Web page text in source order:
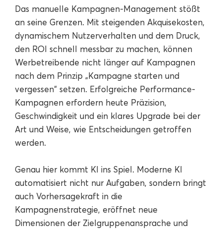
Das manuelle Kampagnen-Management stößt
an seine Grenzen. Mit steigenden Akquisekosten,
dynamischem Nutzerverhalten und dem Druck,
den ROI schnell messbar zu machen, können
Werbetreibende nicht länger auf Kampagnen
nach dem Prinzip „Kampagne starten und
vergessen“ setzen. Erfolgreiche Performance-
Kampagnen erfordern heute Präzision,
Geschwindigkeit und ein klares Upgrade bei der
Art und Weise, wie Entscheidungen getroffen
werden.
Genau hier kommt KI ins Spiel. Moderne KI
automatisiert nicht nur Aufgaben, sondern bringt
auch Vorhersagekraft in die
Kampagnenstrategie, eröffnet neue
Dimensionen der Zielgruppenansprache und